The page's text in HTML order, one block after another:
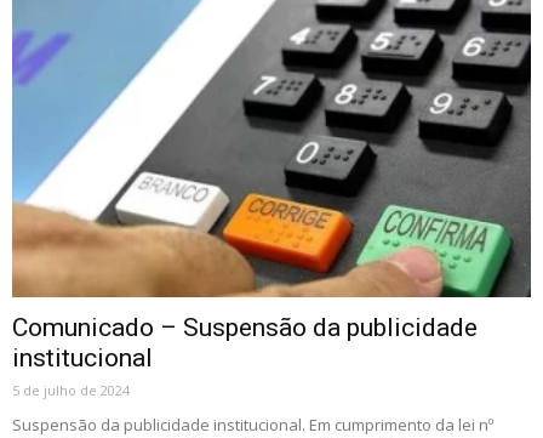
Comunicado – Suspensão da publicidade
institucional
5 de julho de 2024
Suspensão da publicidade institucional. Em cumprimento da lei nº